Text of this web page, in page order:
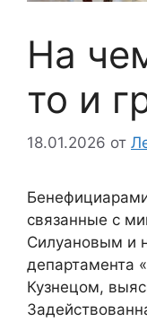
На
то и
18.01.2026 от
связанные с
Силуановым и
департамента
Кузнецом,